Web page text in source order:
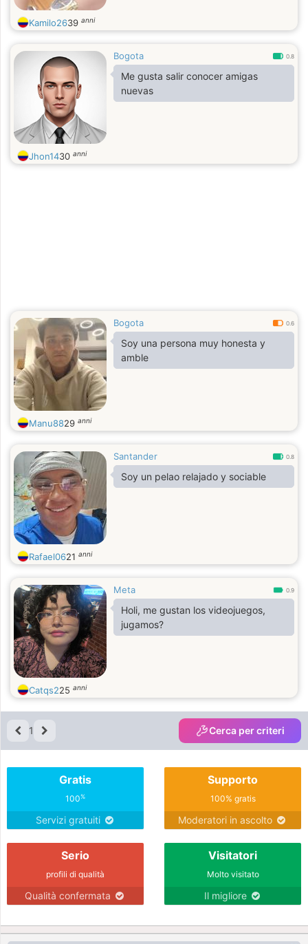
Kamilo2639 anni
Bogota 0.8
Me gusta salir conocer amigas
nuevas
Jhon1430 anni
Bogota 0.6
Soy una persona muy honesta y
amble
Manu8829 anni
Santander 0.8
Soy un pelao relajado y sociable
Rafael0621 anni
Meta 0.9
Holi, me gustan los videojuegos,
jugamos?
Catqs225 anni
1 Cerca per criteri
Gratis
100%
Servizi gratuiti
Supporto
100% gratis
Moderatori in ascolto
Serio
profili di qualità
Qualità confermata
Visitatori
Molto visitato
Il migliore